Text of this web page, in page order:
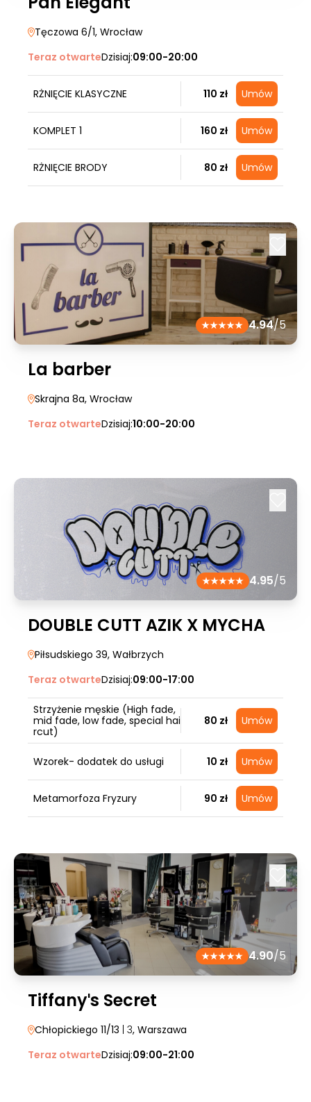
Tęczowa 6/1, Wrocław
Teraz otwarteDzisiaj:09:00-20:00
RŻNIĘCIE KLASYCZNE 110 zł Umów
KOMPLET 1 160 zł Umów
RŻNIĘCIE BRODY 80 zł Umów
4.94/5
La barber
Skrajna 8a, Wrocław
Teraz otwarteDzisiaj:10:00-20:00
4.95/5
DOUBLE CUTT AZIK X MYCHA
Piłsudskiego 39, Wałbrzych
Teraz otwarteDzisiaj:09:00-17:00
Strzyżenie męskie (High fade,
mid fade, low fade, special hai
rcut)
80 zł Umów
Wzorek- dodatek do usługi 10 zł Umów
Metamorfoza Fryzury 90 zł Umów
4.90/5
Tiffanyˈs Secret
Chłopickiego 11/13 | 3, Warszawa
Teraz otwarteDzisiaj:09:00-21:00